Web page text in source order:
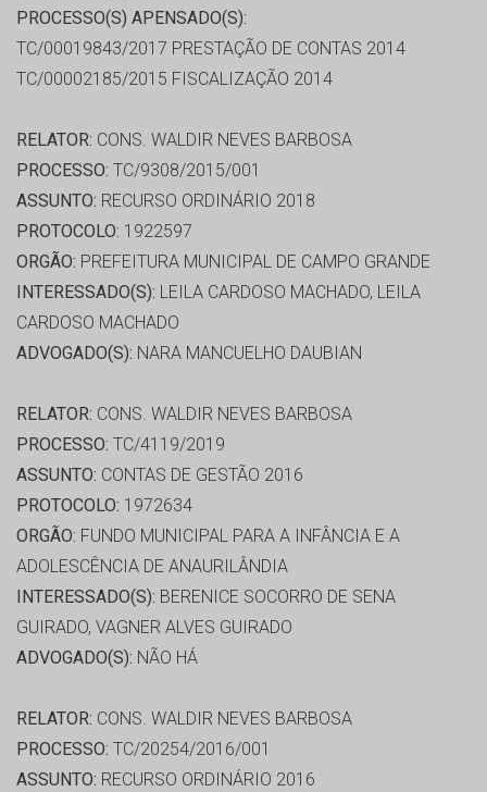
PROCESSO(S) APENSADO(S):
TC/00019843/2017 PRESTAÇÃO DE CONTAS 2014
TC/00002185/2015 FISCALIZAÇÃO 2014
RELATOR: CONS. WALDIR NEVES BARBOSA
PROCESSO: TC/9308/2015/001
ASSUNTO: RECURSO ORDINÁRIO 2018
PROTOCOLO: 1922597
ORGÃO: PREFEITURA MUNICIPAL DE CAMPO GRANDE
INTERESSADO(S): LEILA CARDOSO MACHADO, LEILA
CARDOSO MACHADO
ADVOGADO(S): NARA MANCUELHO DAUBIAN
RELATOR: CONS. WALDIR NEVES BARBOSA
PROCESSO: TC/4119/2019
ASSUNTO: CONTAS DE GESTÃO 2016
PROTOCOLO: 1972634
ORGÃO: FUNDO MUNICIPAL PARA A INFÂNCIA E A
ADOLESCÊNCIA DE ANAURILÂNDIA
INTERESSADO(S): BERENICE SOCORRO DE SENA
GUIRADO, VAGNER ALVES GUIRADO
ADVOGADO(S): NÃO HÁ
RELATOR: CONS. WALDIR NEVES BARBOSA
PROCESSO: TC/20254/2016/001
ASSUNTO: RECURSO ORDINÁRIO 2016